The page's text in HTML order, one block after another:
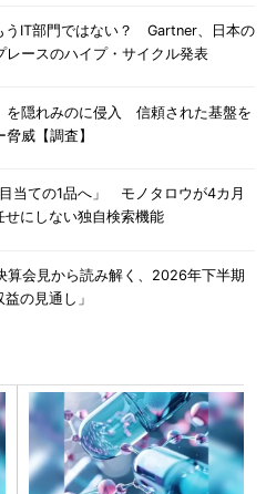
うIT部門ではない？ Gartner、日本の
レースのハイプ・サイクル発表
を隠れみのに侵入 信頼された基盤を
威【調査】
当ての1品へ」 モノタロウが4カ月
せにしない独自検索機能
算会見から読み解く、2026年下半期
益の見通し」